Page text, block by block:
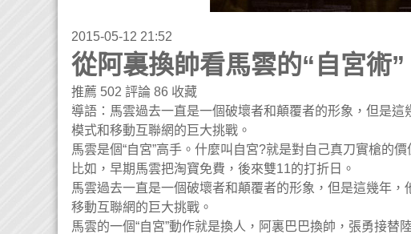
2015-05-12 21:52
從阿裏換帥看馬雲的“自宮術”
推薦 502 評論 86 收藏
導語：馬雲過去一直是一個破壞者和顛覆者的形象，但是
模式和移動互聯網的巨大挑戰。
馬雲是個“自宮”高手。什麼叫自宮?就是對自己真刀實槍的價
比如，早期馬雲把淘寶免費，後來雙11的打折日。
馬雲過去一直是一個破壞者和顛覆者的形象，但是這幾年
移動互聯網的巨大挑戰。
馬雲的一個“自宮”動作就是換人，阿裏巴巴換帥，張勇接替